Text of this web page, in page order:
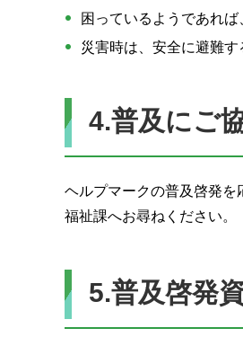
困っているようであれ
災害時は、安全に避難す
4.普及にご
ヘルプマークの普及啓発
福祉課へお尋ねください。
5.普及啓発